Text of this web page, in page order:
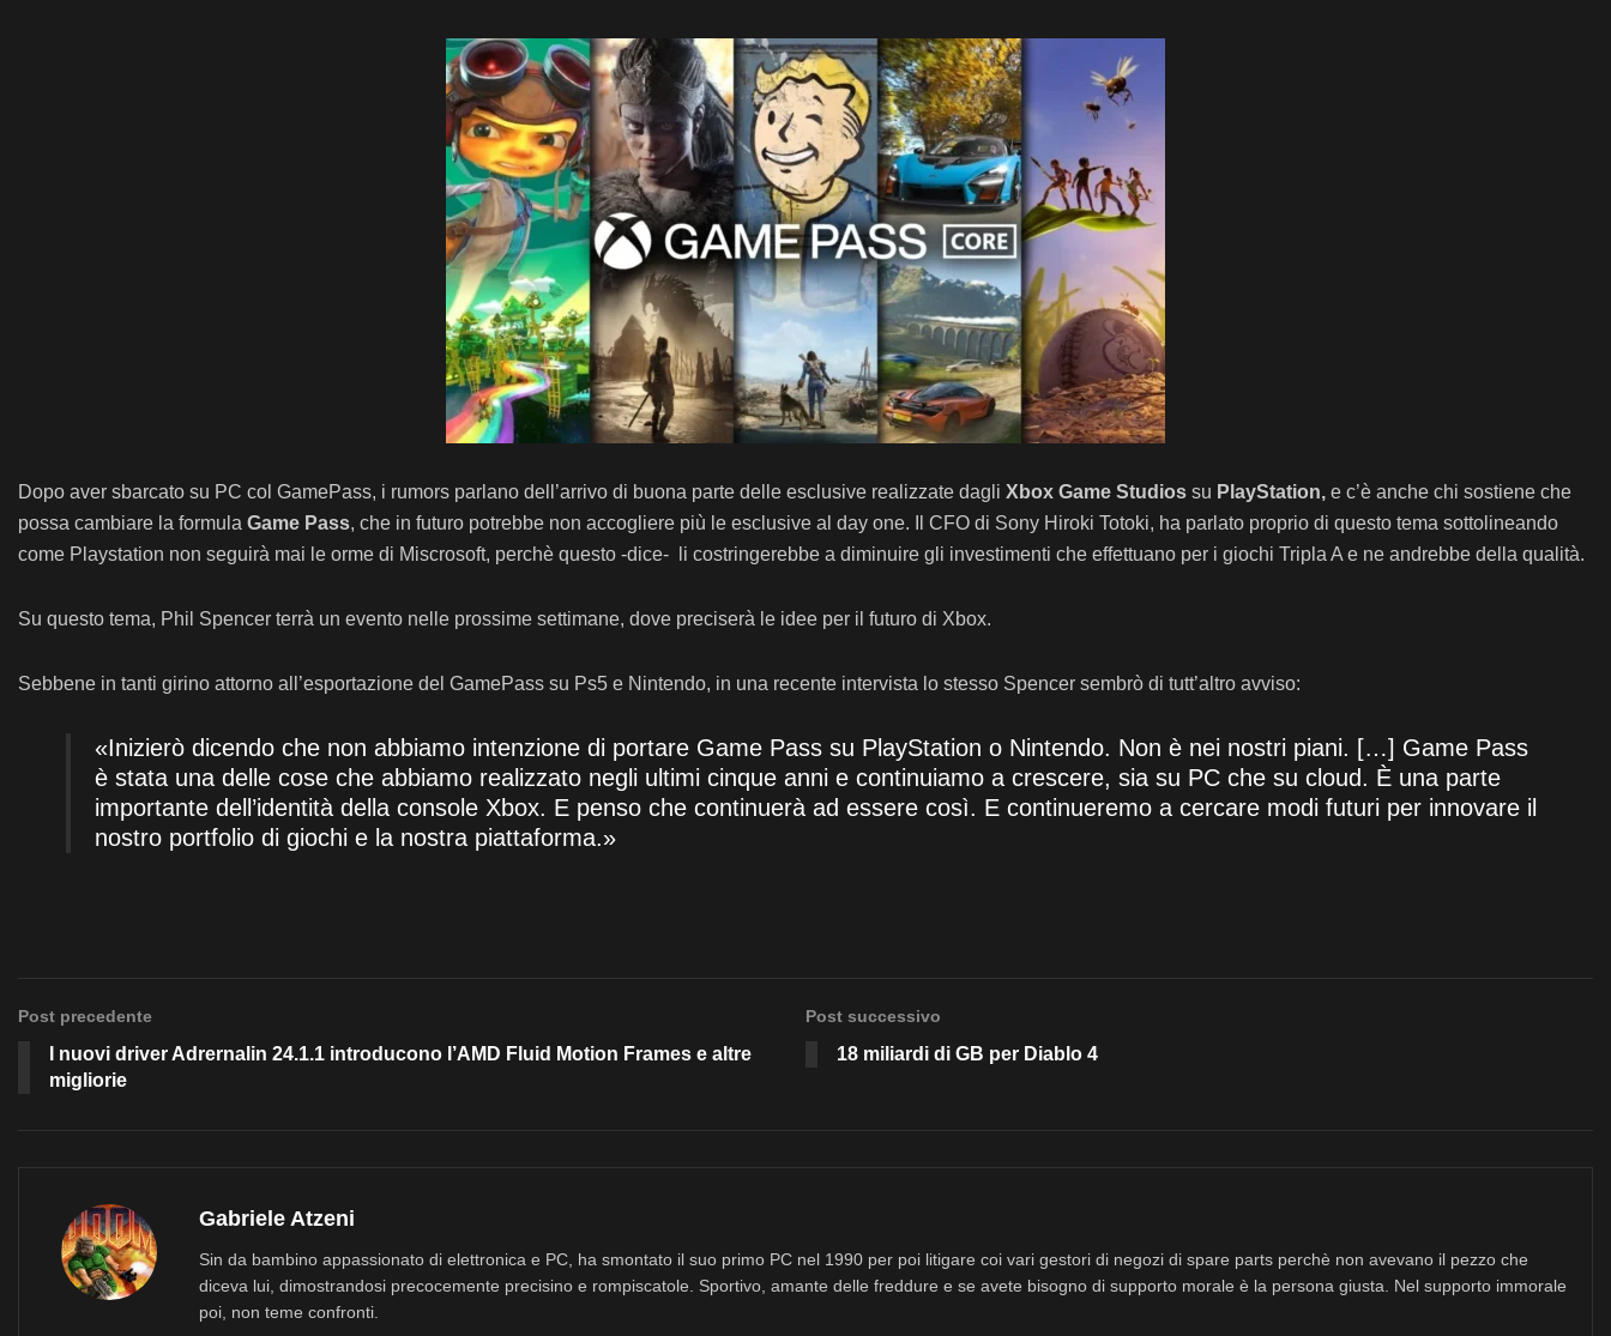
Dopo aver sbarcato su PC col GamePass, i rumors parlano dell’arrivo di buona parte delle esclusive realizzate dagli Xbox Game Studios su PlayStation, e c’è anche chi sostiene che
possa cambiare la formula Game Pass, che in futuro potrebbe non accogliere più le esclusive al day one. Il CFO di Sony Hiroki Totoki, ha parlato proprio di questo tema sottolineando
come Playstation non seguirà mai le orme di Miscrosoft, perchè questo -dice- li costringerebbe a diminuire gli investimenti che effettuano per i giochi Tripla A e ne andrebbe della qualità.
Su questo tema, Phil Spencer terrà un evento nelle prossime settimane, dove preciserà le idee per il futuro di Xbox.
Sebbene in tanti girino attorno all’esportazione del GamePass su Ps5 e Nintendo, in una recente intervista lo stesso Spencer sembrò di tutt’altro avviso:
«Inizierò dicendo che non abbiamo intenzione di portare Game Pass su PlayStation o Nintendo. Non è nei nostri piani. […] Game Pass
è stata una delle cose che abbiamo realizzato negli ultimi cinque anni e continuiamo a crescere, sia su PC che su cloud. È una parte
importante dell’identità della console Xbox. E penso che continuerà ad essere così. E continueremo a cercare modi futuri per innovare il
nostro portfolio di giochi e la nostra piattaforma.»
Post precedente
I nuovi driver Adrernalin 24.1.1 introducono l’AMD Fluid Motion Frames e altre
migliorie
Post successivo
18 miliardi di GB per Diablo 4
Gabriele Atzeni
Sin da bambino appassionato di elettronica e PC, ha smontato il suo primo PC nel 1990 per poi litigare coi vari gestori di negozi di spare parts perchè non avevano il pezzo che
diceva lui, dimostrandosi precocemente precisino e rompiscatole. Sportivo, amante delle freddure e se avete bisogno di supporto morale è la persona giusta. Nel supporto immorale
poi, non teme confronti.